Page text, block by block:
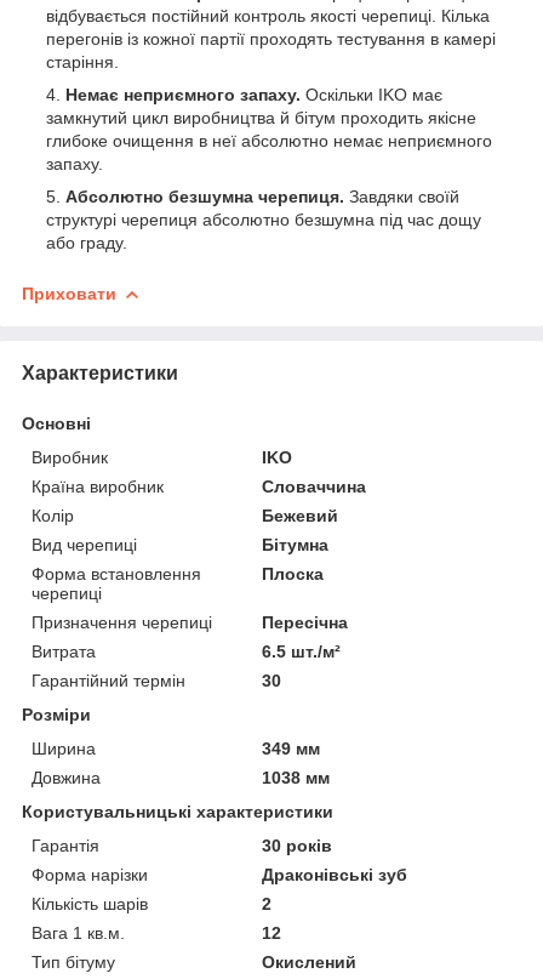
відбувається постійний контроль якості черепиці. Кілька
перегонів із кожної партії проходять тестування в камері
старіння.
Немає неприємного запаху. Оскільки IKO має
замкнутий цикл виробництва й бітум проходить якісне
глибоке очищення в неї абсолютно немає неприємного
запаху.
Абсолютно безшумна черепиця. Завдяки своїй
структурі черепиця абсолютно безшумна під час дощу
або граду.
Приховати
Характеристики
Основні
Виробник
IKO
Країна виробник
Словаччина
Колір
Бежевий
Вид черепиці
Бітумна
Форма встановлення
черепиці
Плоска
Призначення черепиці
Пересічна
Витрата
6.5 шт./м²
Гарантійний термін
30
Розміри
Ширина
349 мм
Довжина
1038 мм
Користувальницькі характеристики
Гарантія
30 років
Форма нарізки
Драконівські зуб
Кількість шарів
2
Вага 1 кв.м.
12
Тип бітуму
Окислений